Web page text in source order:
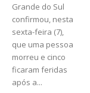
Grande do Sul
confirmou, nesta
sexta-feira (7),
que uma pessoa
morreu e cinco
ficaram feridas
após a...